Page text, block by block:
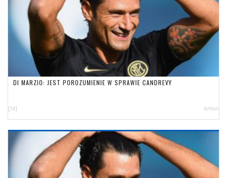
DI MARZIO: JEST POROZUMIENIE W SPRAWIE CANDREVY
[14] Anton